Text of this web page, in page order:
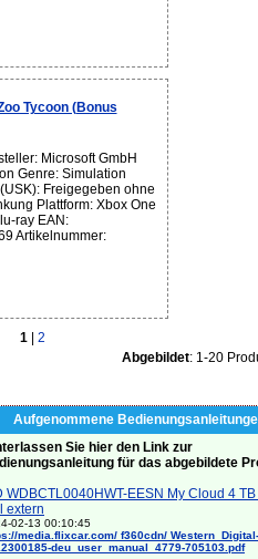
Tycoon (Bonus
Microsoft GmbH
Genre: Simulation
Freigegeben ohne
Plattform: Xbox One
ray EAN:
Artikelnummer:
1
2
Abgebildet: 1-20
Aufgenommene
Sie hier den Link zur
für das abgebildete
WDBCTL0040HWT-EESN My Cloud 4
extern
02-13 00:10:45
media.flixcar.com/ f360cdn/ Western_Digital-
deu_user_manual_4779-705103.pdf